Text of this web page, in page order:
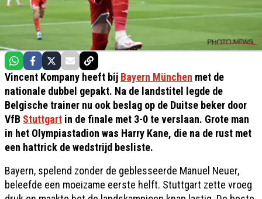
Vincent Kompany heeft bij Bayern München met de
nationale dubbel gepakt. Na de landstitel legde de
Belgische trainer nu ook beslag op de Duitse beker door
VfB Stuttgart in de finale met 3-0 te verslaan. Grote man
in het Olympiastadion was Harry Kane, die na de rust met
een hattrick de wedstrijd besliste.
Bayern, spelend zonder de geblesseerde Manuel Neuer,
beleefde een moeizame eerste helft. Stuttgart zette vroeg